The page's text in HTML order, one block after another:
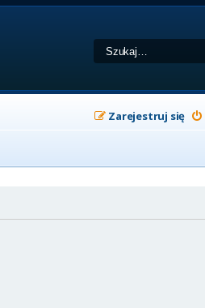
Zarejestruj się